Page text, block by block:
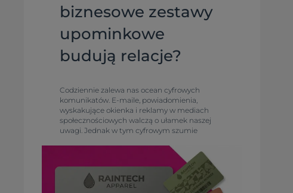
biznesowe zestawy
upominkowe
budują relacje?
Codziennie zalewa nas ocean cyfrowych
komunikatów. E-maile, powiadomienia,
wyskakujące okienka i reklamy w mediach
społecznościowych walczą o ułamek naszej
uwagi. Jednak w tym cyfrowym szumie
kilku sekundach. Co w takim razie zostaje?
Zostaje to, co możemy dotknąć, poczuć i
doświadczyć.